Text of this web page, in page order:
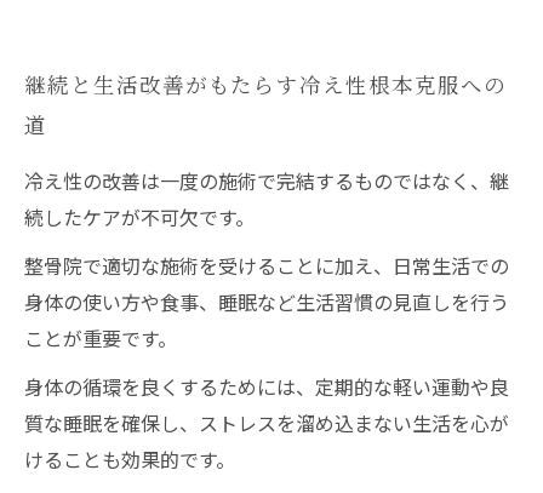
継続と生活改善がもたらす冷え性根本克服への
道
冷え性の改善は一度の施術で完結するものではなく、継
続したケアが不可欠です。
整骨院で適切な施術を受けることに加え、日常生活での
身体の使い方や食事、睡眠など生活習慣の見直しを行う
ことが重要です。
身体の循環を良くするためには、定期的な軽い運動や良
質な睡眠を確保し、ストレスを溜め込まない生活を心が
けることも効果的です。